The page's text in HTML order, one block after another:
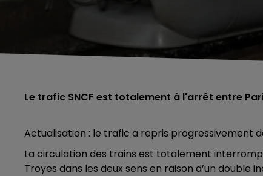
Le trafic SNCF est totalement à l'arrêt entre
Actualisation : le trafic a repris progressivement
La circulation des trains est totalement
Troyes dans les deux sens en raison d’un double